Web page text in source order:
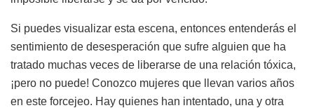
Si puedes visualizar esta escena, entonces entenderás el
sentimiento de desesperación que sufre alguien que ha
tratado muchas veces de liberarse de una relación tóxica,
¡pero no puede! Conozco mujeres que llevan varios años
en este forcejeo. Hay quienes han intentado, una y otra